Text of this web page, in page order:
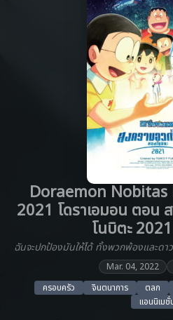
Doraemon
2021 โดราเอมอน ตอน
โนบิตะ
ฉันจะปกป้องมันให้ได้ ทั้งพวกพ้องและดา
Mar. 04, 2022
ครอบครัว
จินตนาการ ตลก
แอนนิเมชั่